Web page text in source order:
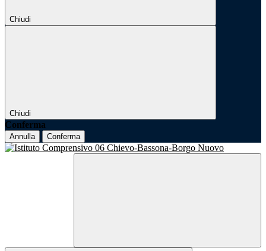
Chiudi
Chiudi
Conferma
Annulla Conferma